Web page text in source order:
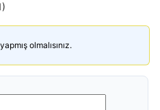
olmalısınız.